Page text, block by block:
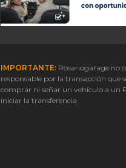
IMPORTANTE:Rosariogarage no
responsable por la transacción que
comprar ni señar un vehículo a un
iniciar la transferencia.